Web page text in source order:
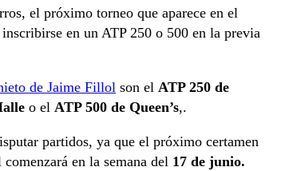
el próximo torneo que aparece en el
en un ATP 250 o 500 en la previa
de Jaime Fillol son el ATP 250 de
o el ATP 500 de Queen’s,.
partidos, ya que el próximo certamen
comenzará en la semana del 17 de junio.